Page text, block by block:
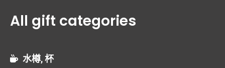
All gift categories
水樽, 杯